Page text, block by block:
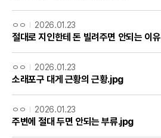
ㅇㅇ 2026.01.23
절대로 지인한테 돈 빌려주면 안되는 이유
ㅇㅇ 2026.01.23
소래포구 대게 근황의 근황.jpg
ㅇㅇ 2026.01.23
주변에 절대 두면 안되는 부류.jpg